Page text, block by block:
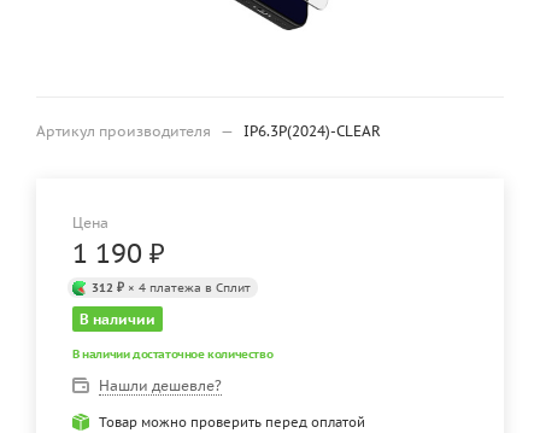
Артикул производителя — IP6.3P(2024)-CLEAR
Цена
1 190 ₽
312 ₽ × 4 платежа в Сплит
В наличии
В наличии достаточное количество
Нашли дешевле?
Товар можно проверить перед оплатой